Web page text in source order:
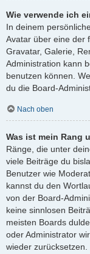
Wie verwende ich
In deinem
Avatar über eine der
Gravatar, Galerie,
Administration kann
benutzen können.
du die Board-
Nach oben
Was ist mein Rang
Ränge, die unter
viele Beiträge du
Benutzer wie
kannst du den
von der Board-
keine sinnlosen
meisten Boards
oder Administrator
wieder zurücksetzen.